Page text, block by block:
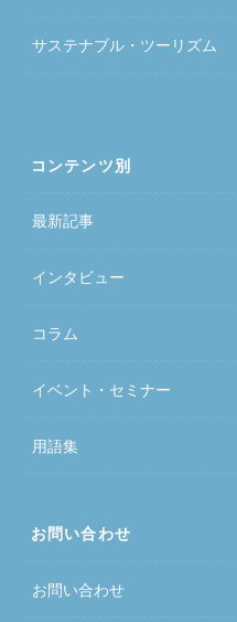
サステナブル・ツーリズム
コンテンツ別
最新記事
インタビュー
コラム
イベント・セミナー
用語集
お問い合わせ
お問い合わせ